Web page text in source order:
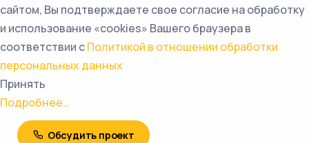
сайтом, Вы подтверждаете свое согласие на обработку
и использование «cookies» Вашего браузера в
соответствии сПолитикой в отношении обработки
персональных данных
Принять
Подробнее…
Обсудить проект